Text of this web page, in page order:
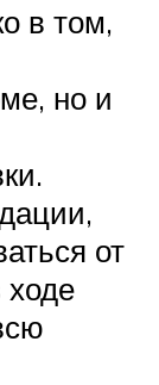
в том,
но и
от
ходе